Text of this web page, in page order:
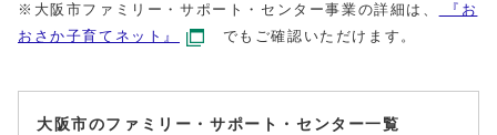
※大阪市ファミリー・サポート・センター事業の詳細は、
『お
おさか子育てネット』
でもご確認いただけます。
大阪市のファミリー・サポート・センター一覧